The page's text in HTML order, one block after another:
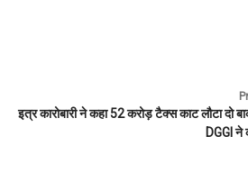
इत्र कारोबारी ने कहा 52 करोड़ टैक्स काट लौटा दो
DGGI ने